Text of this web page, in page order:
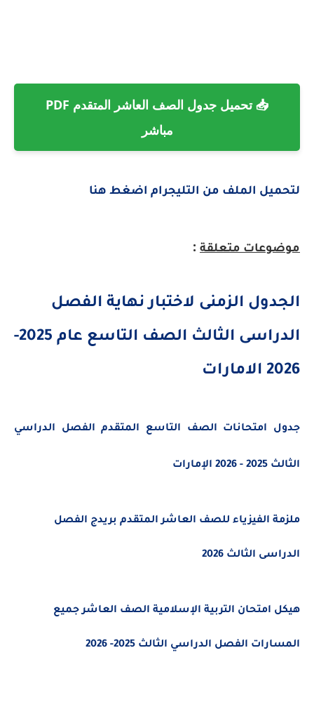
📥 تحميل جدول الصف العاشر المتقدم PDF
الملف من التليجرام اضغط هنا
متعلقة:
الزمنى لاختبار نهاية الفصل
الدراسى الثالث الصف التاسع عام 2025-
امتحانات الصف التاسع المتقدم الفصل الدراسي
الفيزياء للصف العاشر المتقدم بريدج الفصل
الثالث 2026
امتحان التربية الإسلامية الصف العاشر جميع
الفصل الدراسي الثالث 2025- 2026